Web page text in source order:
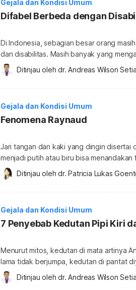
Gejala dan Kondisi Umum
Difabel Berbeda dengan
Di Indonesia, sebagian besar orang
dan disabilitas. Masih banyak yang
dalam penyebutannya difabel dan
Telusuri lebih lanjut seputar difabel,
serta tantangan yang dihadapi dalam
Ditinjau oleh dr. Andreas Wilson
Gejala dan Kondisi Umum
Fenomena Raynaud
Jari tangan dan kaki yang dingin disertai
menjadi putih atau biru bisa
berbahaya, tetapi bisa menimbulkan rasa
dalam penjelasan berikut. Apa itu
adalah suatu kondisi berkurangnya
Ditinjau oleh dr. Patricia Lukas
Gejala dan Kondisi Umum
7 Penyebab Kedutan Pipi Kiri
Menurut mitos, kedutan di mata artinya
lama tidak berjumpa, kedutan di pantat
rezeki. Nah, kedutan di pipi dipercaya
menangis. Namun, apakah penjelasan
Ditinjau oleh dr. Andreas Wilson